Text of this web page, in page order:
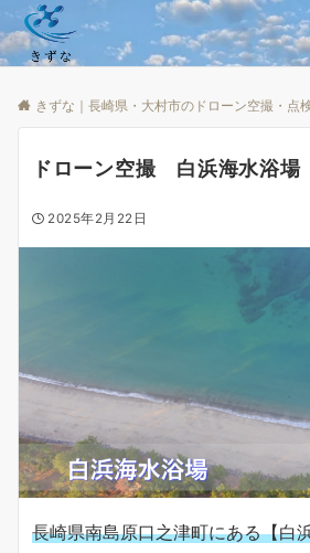
きずな｜長崎県・大村市のドローン空撮・点
ドローン空撮 白浜海水浴場
2025年2月22日
長崎県南島原口之津町にある【白